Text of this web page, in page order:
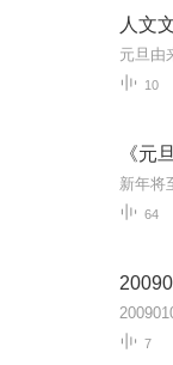
人文
10
《元
新年将
64
7